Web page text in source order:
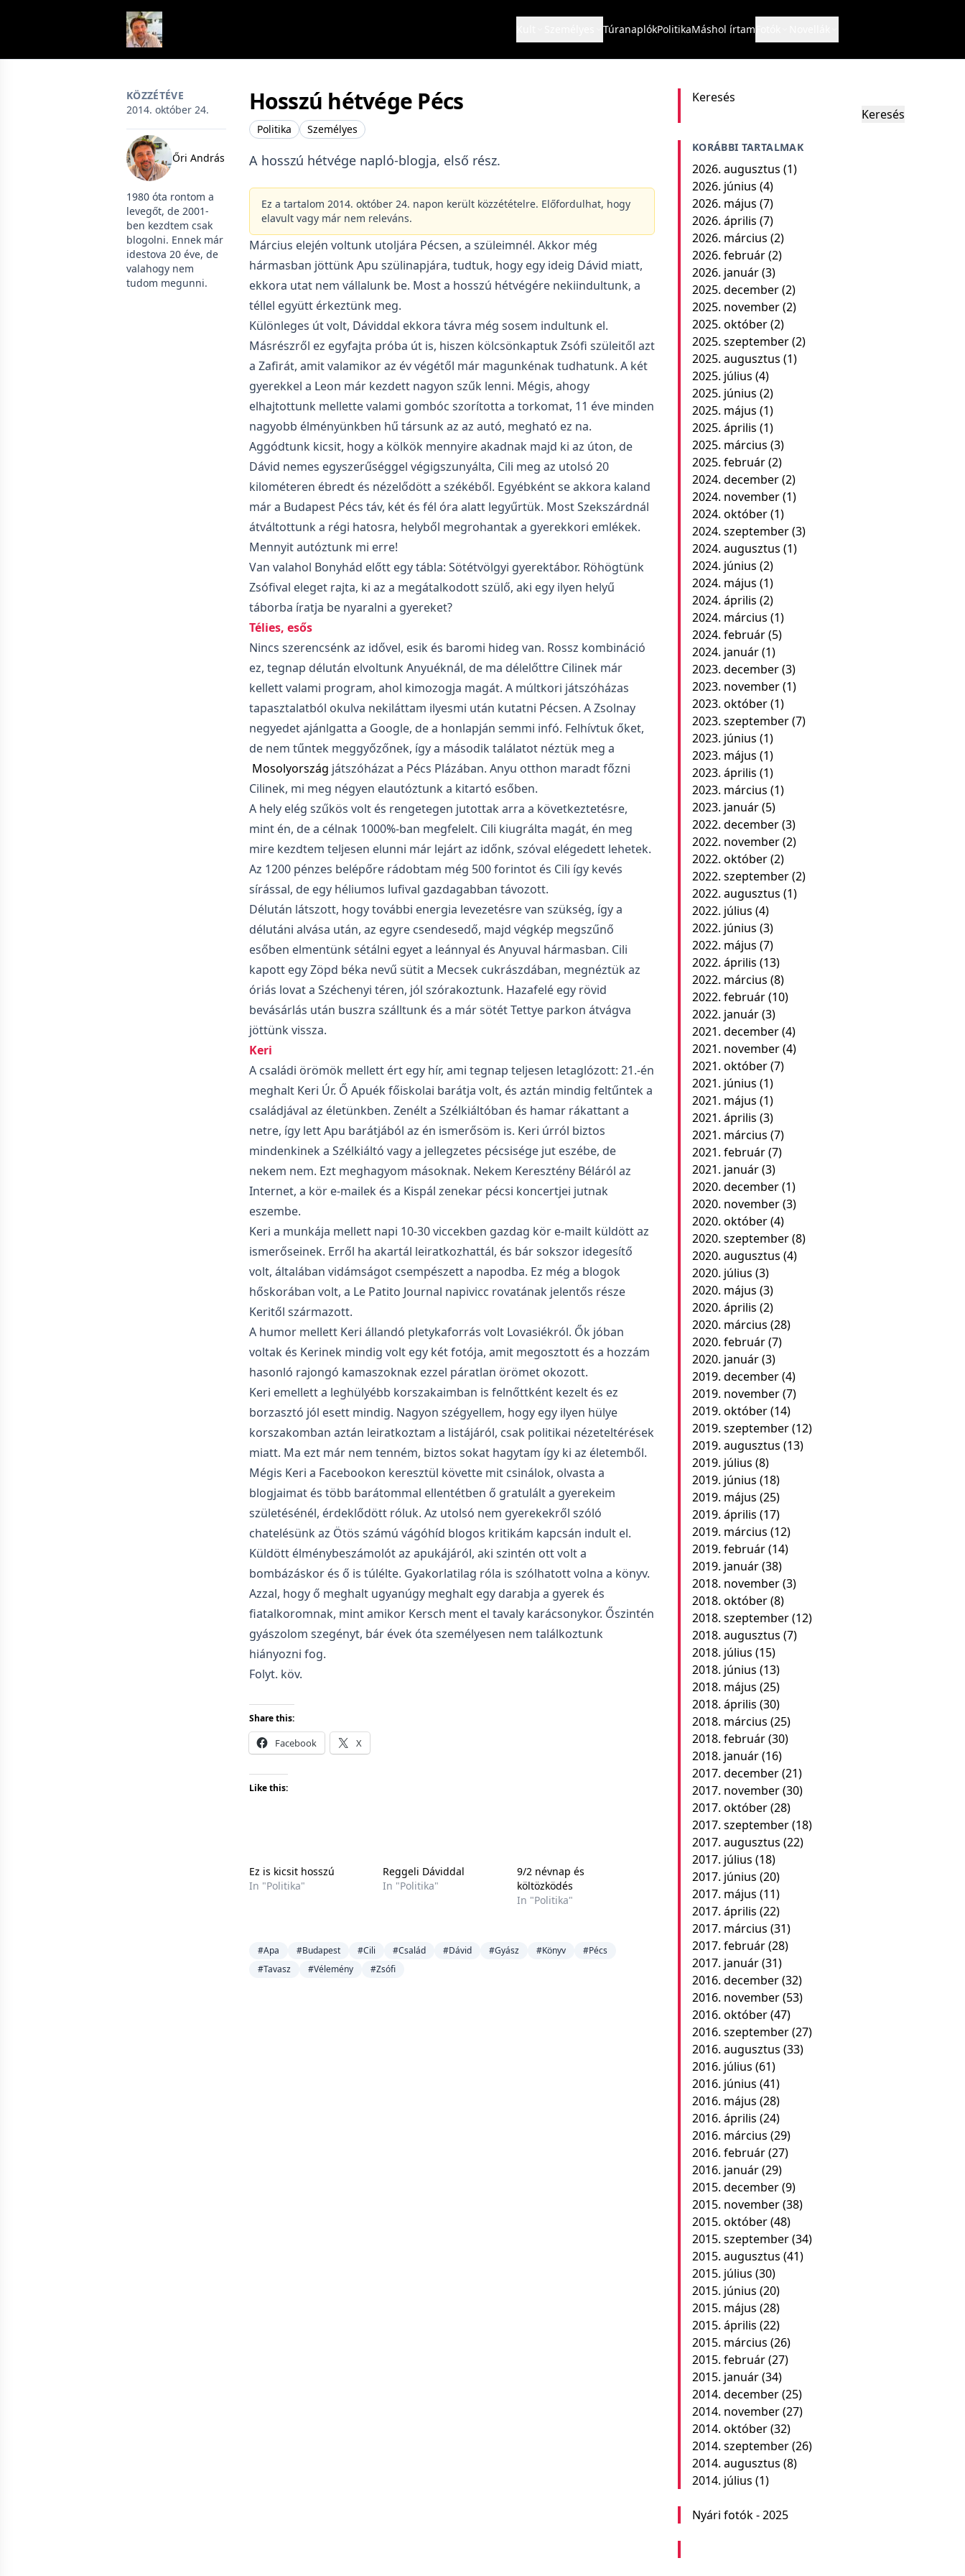
TúranaplókPolitikaMáshol írtam
KÖZZÉTÉVE
2014. október 24.
Őri András
1980 óta rontom a
levegőt, de 2001-
ben kezdtem csak
blogolni. Ennek már
idestova 20 éve, de
valahogy nem
tudom megunni.
Hosszú hétvége Pécs
Politika Személyes
A hosszú hétvége napló-blogja, első rész.
Ez a tartalom 2014. október 24. napon került közzétételre. Előfordulhat, hogy
elavult vagy már nem releváns.
Március elején voltunk utoljára Pécsen, a szüleimnél. Akkor még
hármasban jöttünk Apu szülinapjára, tudtuk, hogy egy ideig Dávid miatt,
ekkora utat nem vállalunk be. Most a hosszú hétvégére nekiindultunk, a
téllel együtt érkeztünk meg.
Különleges út volt, Dáviddal ekkora távra még sosem indultunk el.
Másrészről ez egyfajta próba út is, hiszen kölcsönkaptuk Zsófi szüleitől azt
a Zafirát, amit valamikor az év végétől már magunkénak tudhatunk. A két
gyerekkel a Leon már kezdett nagyon szűk lenni. Mégis, ahogy
elhajtottunk mellette valami gombóc szorította a torkomat, 11 éve minden
nagyobb élményünkben hű társunk az az autó, megható ez na.
Aggódtunk kicsit, hogy a kölkök mennyire akadnak majd ki az úton, de
Dávid nemes egyszerűséggel végigszunyálta, Cili meg az utolsó 20
kilométeren ébredt és nézelődött a székéből. Egyébként se akkora kaland
már a Budapest Pécs táv, két és fél óra alatt legyűrtük. Most Szekszárdnál
átváltottunk a régi hatosra, helyből megrohantak a gyerekkori emlékek.
Mennyit autóztunk mi erre!
Van valahol Bonyhád előtt egy tábla: Sötétvölgyi gyerektábor. Röhögtünk
Zsófival eleget rajta, ki az a megátalkodott szülő, aki egy ilyen helyű
táborba íratja be nyaralni a gyereket?
Télies, esős
Nincs szerencsénk az idővel, esik és baromi hideg van. Rossz kombináció
ez, tegnap délután elvoltunk Anyuéknál, de ma délelőttre Cilinek már
kellett valami program, ahol kimozogja magát. A múltkori játszóházas
tapasztalatból okulva nekiláttam ilyesmi után kutatni Pécsen. A Zsolnay
negyedet ajánlgatta a Google, de a honlapján semmi infó. Felhívtuk őket,
de nem tűntek meggyőzőnek, így a második találatot néztük meg a
Mosolyország játszóházat a Pécs Plázában. Anyu otthon maradt főzni
Cilinek, mi meg négyen elautóztunk a kitartó esőben.
A hely elég szűkös volt és rengetegen jutottak arra a következtetésre,
mint én, de a célnak 1000%-ban megfelelt. Cili kiugrálta magát, én meg
mire kezdtem teljesen elunni már lejárt az időnk, szóval elégedett lehetek.
Az 1200 pénzes belépőre rádobtam még 500 forintot és Cili így kevés
sírással, de egy héliumos lufival gazdagabban távozott.
Délután látszott, hogy további energia levezetésre van szükség, így a
délutáni alvása után, az egyre csendesedő, majd végkép megszűnő
esőben elmentünk sétálni egyet a leánnyal és Anyuval hármasban. Cili
kapott egy Zöpd béka nevű sütit a Mecsek cukrászdában, megnéztük az
óriás lovat a Széchenyi téren, jól szórakoztunk. Hazafelé egy rövid
bevásárlás után buszra szálltunk és a már sötét Tettye parkon átvágva
jöttünk vissza.
Keri
A családi örömök mellett ért egy hír, ami tegnap teljesen letaglózott: 21.-én
meghalt Keri Úr. Ő Apuék főiskolai barátja volt, és aztán mindig feltűntek a
családjával az életünkben. Zenélt a Szélkiáltóban és hamar rákattant a
netre, így lett Apu barátjából az én ismerősöm is. Keri úrról biztos
mindenkinek a Szélkiáltó vagy a jellegzetes pécsisége jut eszébe, de
nekem nem. Ezt meghagyom másoknak. Nekem Keresztény Béláról az
Internet, a kör e-mailek és a Kispál zenekar pécsi koncertjei jutnak
eszembe.
Keri a munkája mellett napi 10-30 viccekben gazdag kör e-mailt küldött az
ismerőseinek. Erről ha akartál leiratkozhattál, és bár sokszor idegesítő
volt, általában vidámságot csempészett a napodba. Ez még a blogok
hőskorában volt, a Le Patito Journal napivicc rovatának jelentős része
Keritől származott.
A humor mellett Keri állandó pletykaforrás volt Lovasiékról. Ők jóban
voltak és Kerinek mindig volt egy két fotója, amit megosztott és a hozzám
hasonló rajongó kamaszoknak ezzel páratlan örömet okozott.
Keri emellett a leghülyébb korszakaimban is felnőttként kezelt és ez
borzasztó jól esett mindig. Nagyon szégyellem, hogy egy ilyen hülye
korszakomban aztán leiratkoztam a listájáról, csak politikai nézeteltérések
miatt. Ma ezt már nem tenném, biztos sokat hagytam így ki az életemből.
Mégis Keri a Facebookon keresztül követte mit csinálok, olvasta a
blogjaimat és több barátommal ellentétben ő gratulált a gyerekeim
születésénél, érdeklődött róluk. Az utolsó nem gyerekekről szóló
chatelésünk az Ötös számú vágóhíd blogos kritikám kapcsán indult el.
Küldött élménybeszámolót az apukájáról, aki szintén ott volt a
bombázáskor és ő is túlélte. Gyakorlatilag róla is szólhatott volna a könyv.
Azzal, hogy ő meghalt ugyanúgy meghalt egy darabja a gyerek és
fiatalkoromnak, mint amikor Kersch ment el tavaly karácsonykor. Őszintén
gyászolom szegényt, bár évek óta személyesen nem találkoztunk
hiányozni fog.
Folyt. köv.
Share this:
Facebook X
Like this:
Ez is kicsit hosszú
In "Politika"
Reggeli Dáviddal
In "Politika"
9/2 névnap és
költözködés
In "Politika"
#Apa #Budapest #Cili #Család #Dávid #Gyász #Könyv
#Pécs
#Tavasz
#Vélemény #Zsófi
Keresés
Keresés
KORÁBBI TARTALMAK
2026. augusztus (1)
2026. június (4)
2026. május (7)
2026. április (7)
2026. március (2)
2026. február(2)
2026. január(3)
2025. december(2)
2025. november(2)
2025. október(2)
2025. szeptember(2)
2025. augusztus (1)
2025. július (4)
2025. június (2)
2025. május (1)
2025. április (1)
2025. március (3)
2025. február(2)
2024. december(2)
2024. november(1)
2024. október(1)
2024. szeptember(3)
2024. augusztus (1)
2024. június (2)
2024. május (1)
2024. április (2)
2024. március (1)
2024. február(5)
2024. január(1)
2023. december(3)
2023. november(1)
2023. október(1)
2023. szeptember(7)
2023. június (1)
2023. május (1)
2023. április (1)
2023. március (1)
2023. január(5)
2022. december(3)
2022. november(2)
2022. október(2)
2022. szeptember(2)
2022. augusztus (1)
2022. július (4)
2022. június (3)
2022. május (7)
2022. április (13)
2022. március (8)
2022. február(10)
2022. január(3)
2021. december(4)
2021. november(4)
2021. október(7)
2021. június (1)
2021. május (1)
2021. április (3)
2021. március (7)
2021. február(7)
2021. január(3)
2020. december(1)
2020. november(3)
2020. október(4)
2020. szeptember(8)
2020. augusztus (4)
2020. július (3)
2020. május (3)
2020. április (2)
2020. március (28)
2020. február(7)
2020. január(3)
2019. december(4)
2019. november(7)
2019. október(14)
2019. szeptember(12)
2019. augusztus (13)
2019. július (8)
2019. június (18)
2019. május (25)
2019. április (17)
2019. március (12)
2019. február(14)
2019. január(38)
2018. november(3)
2018. október(8)
2018. szeptember(12)
2018. augusztus (7)
2018. július (15)
2018. június (13)
2018. május (25)
2018. április (30)
2018. március (25)
2018. február(30)
2018. január(16)
2017. december(21)
2017. november(30)
2017. október(28)
2017. szeptember(18)
2017. augusztus (22)
2017. július (18)
2017. június (20)
2017. május (11)
2017. április (22)
2017. március (31)
2017. február(28)
2017. január(31)
2016. december(32)
2016. november(53)
2016. október(47)
2016. szeptember(27)
2016. augusztus (33)
2016. július (61)
2016. június (41)
2016. május (28)
2016. április (24)
2016. március (29)
2016. február(27)
2016. január(29)
2015. december(9)
2015. november(38)
2015. október(48)
2015. szeptember(34)
2015. augusztus (41)
2015. július (30)
2015. június (20)
2015. május (28)
2015. április (22)
2015. március (26)
2015. február(27)
2015. január(34)
2014. december(25)
2014. november(27)
2014. október(32)
2014. szeptember(26)
2014. augusztus (8)
2014. július (1)
Nyári fotók - 2025